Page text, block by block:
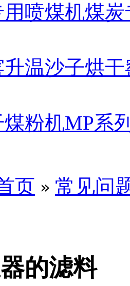
喷煤机煤
温沙子烘
粉机MP系
页 » 常见问
的滤料